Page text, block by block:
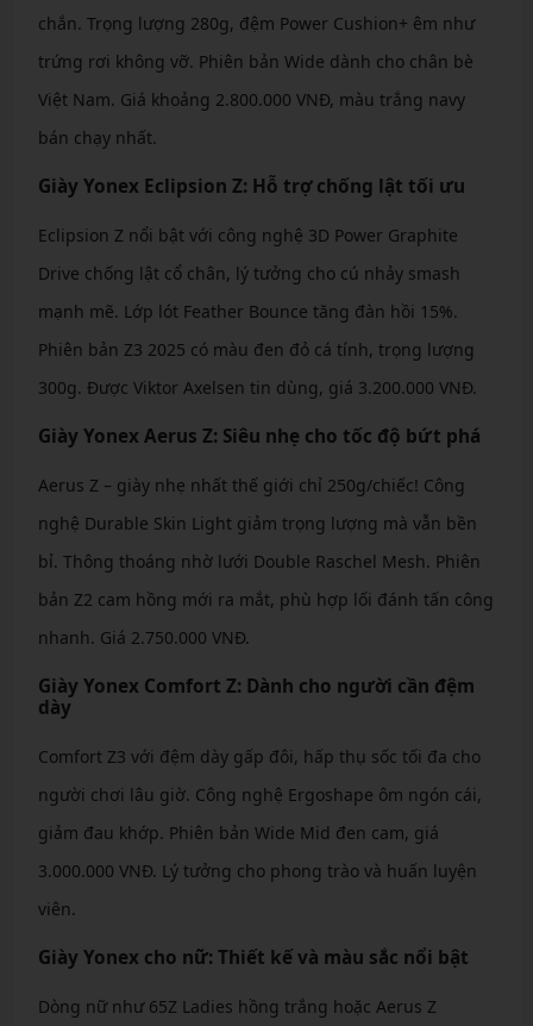
chắn. Trọng lượng 280g, đệm Power Cushion+ êm như
trứng rơi không vỡ. Phiên bản Wide dành cho chân bè
Việt Nam. Giá khoảng 2.800.000 VNĐ, màu trắng navy
bán chạy nhất.
Giày Yonex Eclipsion Z: Hỗ trợ chống lật tối ưu
Eclipsion Z nổi bật với công nghệ 3D Power Graphite
Drive chống lật cổ chân, lý tưởng cho cú nhảy smash
mạnh mẽ. Lớp lót Feather Bounce tăng đàn hồi 15%.
Phiên bản Z3 2025 có màu đen đỏ cá tính, trọng lượng
300g. Được Viktor Axelsen tin dùng, giá 3.200.000 VNĐ.
Giày Yonex Aerus Z: Siêu nhẹ cho tốc độ bứt phá
Aerus Z – giày nhẹ nhất thế giới chỉ 250g/chiếc! Công
nghệ Durable Skin Light giảm trọng lượng mà vẫn bền
bỉ. Thông thoáng nhờ lưới Double Raschel Mesh. Phiên
bản Z2 cam hồng mới ra mắt, phù hợp lối đánh tấn công
nhanh. Giá 2.750.000 VNĐ.
Giày Yonex Comfort Z: Dành cho người cần đệm
dày
Comfort Z3 với đệm dày gấp đôi, hấp thụ sốc tối đa cho
người chơi lâu giờ. Công nghệ Ergoshape ôm ngón cái,
giảm đau khớp. Phiên bản Wide Mid đen cam, giá
3.000.000 VNĐ. Lý tưởng cho phong trào và huấn luyện
viên.
Giày Yonex cho nữ: Thiết kế và màu sắc nổi bật
Dòng nữ như 65Z Ladies hồng trắng hoặc Aerus Z